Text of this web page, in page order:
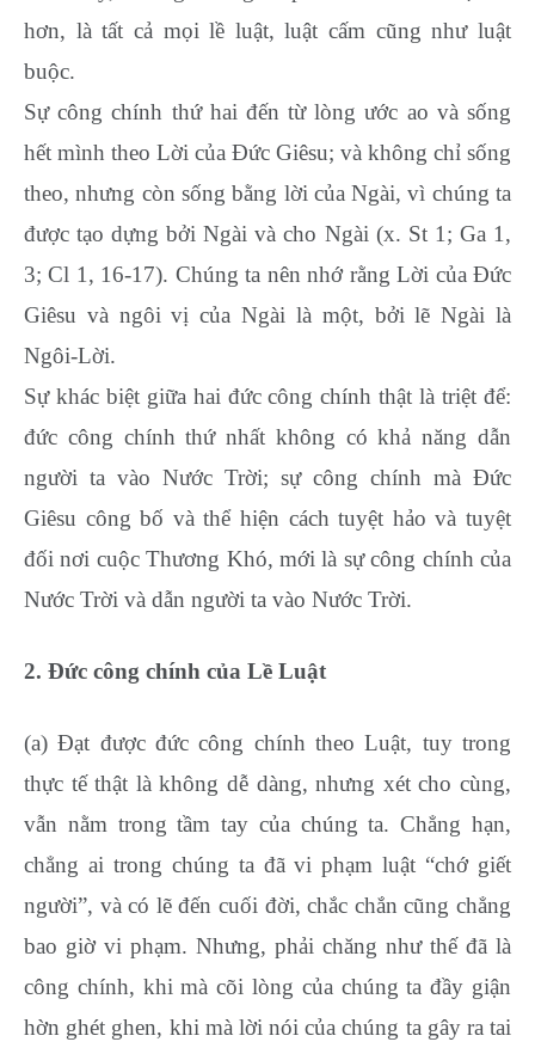
hơn, là tất cả mọi lề luật, luật cấm cũng như luật
buộc.
Sự công chính thứ hai đến từ lòng ước ao và sống
hết mình theo Lời của Đức Giêsu; và không chỉ sống
theo, nhưng còn sống bằng lời của Ngài, vì chúng ta
được tạo dựng bởi Ngài và cho Ngài (x. St 1; Ga 1,
3; Cl 1, 16-17). Chúng ta nên nhớ rằng Lời của Đức
Giêsu và ngôi vị của Ngài là một, bởi lẽ Ngài là
Ngôi-Lời.
Sự khác biệt giữa hai đức công chính thật là triệt để:
đức công chính thứ nhất không có khả năng dẫn
người ta vào Nước Trời; sự công chính mà Đức
Giêsu công bố và thể hiện cách tuyệt hảo và tuyệt
đối nơi cuộc Thương Khó, mới là sự công chính của
Nước Trời và dẫn người ta vào Nước Trời.
2. Đức công chính của Lề Luật
(a) Đạt được đức công chính theo Luật, tuy trong
thực tế thật là không dễ dàng, nhưng xét cho cùng,
vẫn nằm trong tầm tay của chúng ta. Chẳng hạn,
chẳng ai trong chúng ta đã vi phạm luật “chớ giết
người”, và có lẽ đến cuối đời, chắc chắn cũng chẳng
bao giờ vi phạm. Nhưng, phải chăng như thế đã là
công chính, khi mà cõi lòng của chúng ta đầy giận
hờn ghét ghen, khi mà lời nói của chúng ta gây ra tai